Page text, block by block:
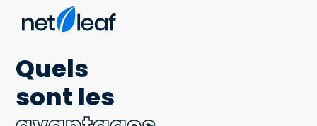
Quels
sont les